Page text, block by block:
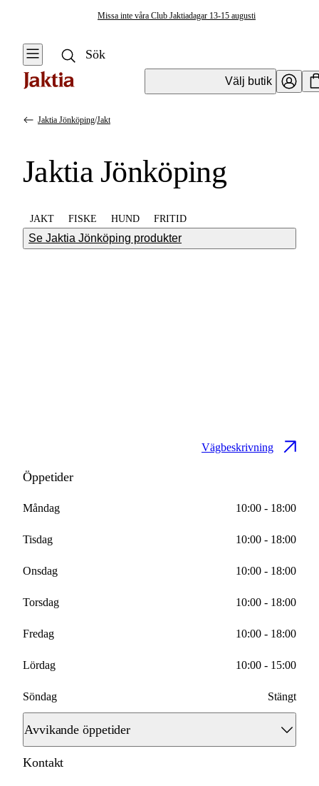
Missa inte våra Club Jaktiadagar 13-15 augusti
Välj butik
Jaktia Jönköping/Jakt
Jaktia Jönköping
JAKT FISKE HUND FRITID
Se Jaktia Jönköping produkter
Vägbeskrivning
Öppetider
Måndag 10:00 - 18:00
Tisdag 10:00 - 18:00
Onsdag 10:00 - 18:00
Torsdag 10:00 - 18:00
Fredag 10:00 - 18:00
Lördag 10:00 - 15:00
Söndag Stängt
Avvikande öppetider
2026-04-30
Kontakt